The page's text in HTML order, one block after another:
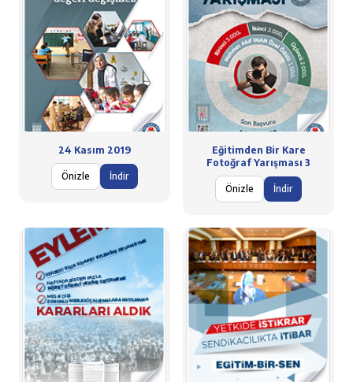
24 Kasım 2019
Önizle İndir
Eğitimden Bir Kare
Fotoğraf Yarışması 3
Önizle İndir